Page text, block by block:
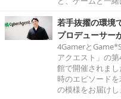
若手抜擢の環
プロデューサー
4Gamerと
アクエスト」の
館で開催されま
時のエピソード
の模様をお届けし